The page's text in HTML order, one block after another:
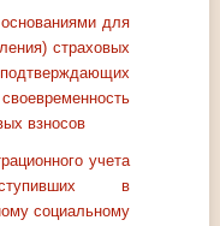
для
страховых
взносов
учета
в
социальному